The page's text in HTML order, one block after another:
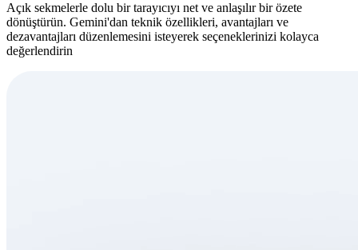
Açık sekmelerle dolu bir tarayıcıyı net ve anlaşılır bir özete
dönüştürün. Gemini'dan teknik özellikleri, avantajları ve
dezavantajları düzenlemesini isteyerek seçeneklerinizi kolayca
değerlendirin